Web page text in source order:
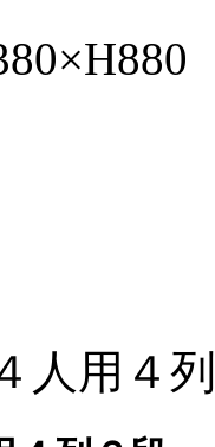
人用４